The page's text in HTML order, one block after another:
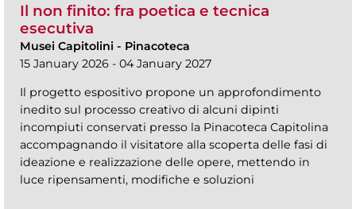
Il non finito: fra poetica e tecnica
esecutiva
Musei Capitolini - Pinacoteca
15 January 2026 - 04 January 2027
Il progetto espositivo propone un approfondimento
inedito sul processo creativo di alcuni dipinti
incompiuti conservati presso la Pinacoteca Capitolina
accompagnando il visitatore alla scoperta delle fasi di
ideazione e realizzazione delle opere, mettendo in
luce ripensamenti, modifiche e soluzioni